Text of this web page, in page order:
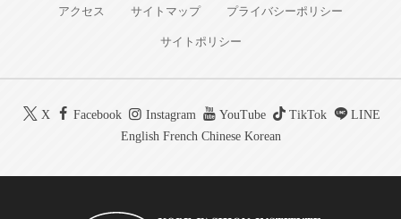
アクセス サイトマップ プライバシーポリシー
サイトポリシー
X Facebook Instagram YouTube TikTok
LINE
English French Chinese Korean